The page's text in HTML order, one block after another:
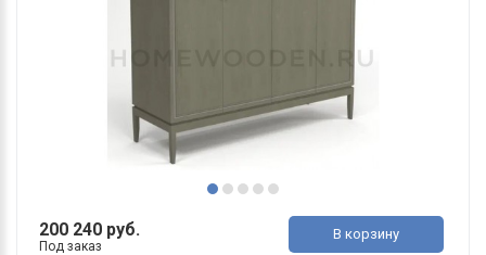
200 240 руб.
Под заказ
В корзину